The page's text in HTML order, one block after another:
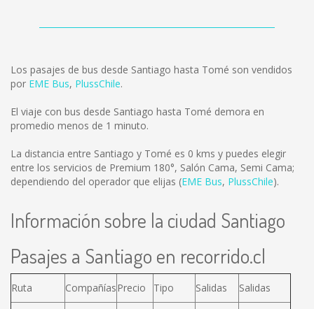
Los pasajes de bus desde Santiago hasta Tomé son vendidos
por EME Bus, PlussChile.
El viaje con bus desde Santiago hasta Tomé demora en
promedio menos de 1 minuto.
La distancia entre Santiago y Tomé es 0 kms y puedes elegir
entre los servicios de Premium 180°, Salón Cama, Semi Cama;
dependiendo del operador que elijas (EME Bus, PlussChile).
Información sobre la ciudad Santiago
Pasajes a Santiago en recorrido.cl
Ruta CompañíasPrecio Tipo Salidas Salidas